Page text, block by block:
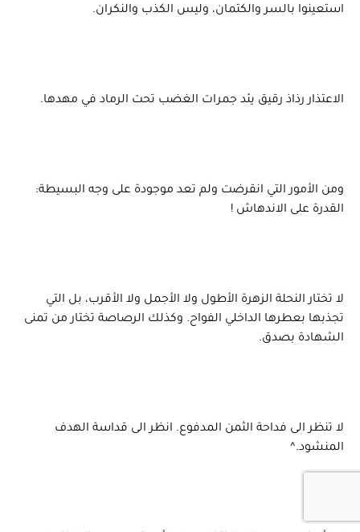
استعينوا بالسر والكتمان، وليس الكذب والنكران.
الاعتذار رذاذ رقيق يئد جمرات الغضب تحت الرماد في مهدها.
ومن الأمور التي انقرضت ولم تعد موجودة على وجه البسيطة:
القدرة على الاندهاش !
لا تختار النحلة الزهرة الأطول ولا الأجمل ولا الأقرب، بل التي
تجذبها بعطرها الداخلي الفواح. وكذلك الرصاصة تختار من تمنى
الشهادة بصدق.
لا تنظر الى فداحة الثمن المدفوع. انظر الى قداسة الهدف
المنشود.^